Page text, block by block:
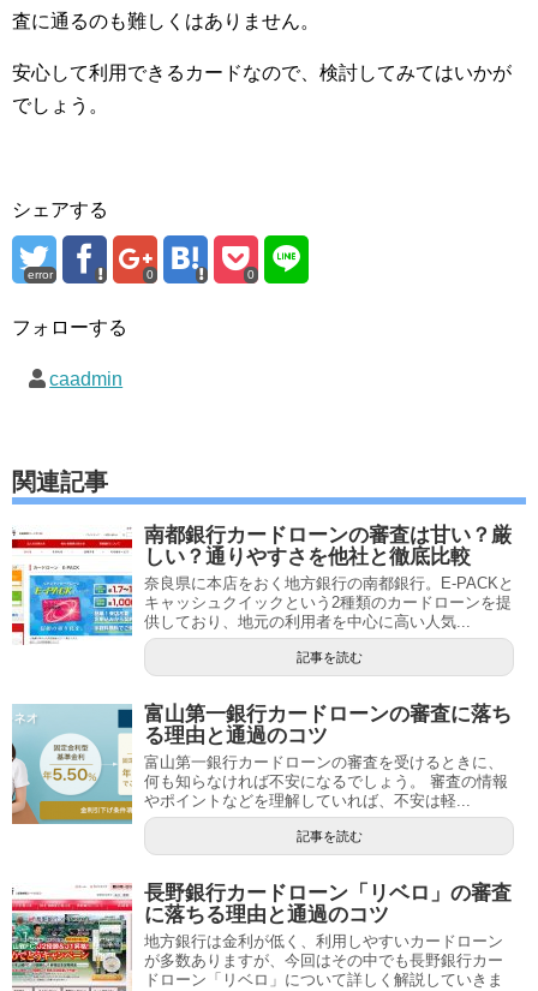
査に通るのも難しくはありません。
安心して利用できるカードなので、検討してみてはいかが
でしょう。
シェアする
error 0 0
フォローする
caadmin
関連記事
南都銀行カードローンの審査は甘い？厳
しい？通りやすさを他社と徹底比較
奈良県に本店をおく地方銀行の南都銀行。E-PACKと
キャッシュクイックという2種類のカードローンを提
供しており、地元の利用者を中心に高い人気...
記事を読む
富山第一銀行カードローンの審査に落ち
る理由と通過のコツ
富山第一銀行カードローンの審査を受けるときに、
何も知らなければ不安になるでしょう。 審査の情報
やポイントなどを理解していれば、不安は軽...
記事を読む
長野銀行カードローン「リベロ」の審査
に落ちる理由と通過のコツ
地方銀行は金利が低く、利用しやすいカードローン
が多数ありますが、今回はその中でも長野銀行カー
ドローン「リベロ」について詳しく解説していきま